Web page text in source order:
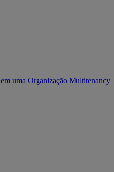
uma Organização Multitenancy